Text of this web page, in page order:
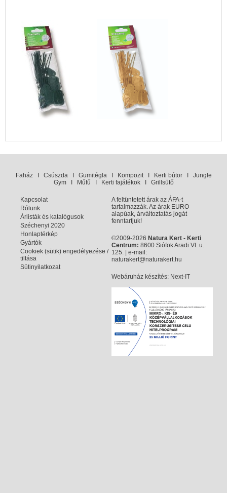
FaházI CsúszdaI GumitéglaI KompozitI Kerti bútorI Jungle
GymI Műfű Kerti fajátékokI Grillsütő
Kapcsolat
Rólunk
Árlisták és katalógusok
Széchenyi 2020
Honlaptérkép
Gyártók
Cookiek (sütik) engedélyezése /
tiltása
Sütinyilatkozat
A feltüntetett árak az ÁFA-t
tartalmazzák. Az árak EURO
alapúak, árváltoztatás jogát
fenntartjuk!
©2009-2026 Natura Kert - Kerti
Centrum: 8600 Siófok Aradi Vt. u.
125. | e-mail:
naturakert@naturakert.hu
Webáruház készítés: Next-IT